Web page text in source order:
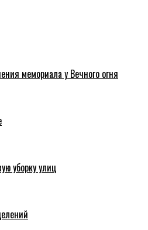
мемориала у Вечного огня
уборку улиц